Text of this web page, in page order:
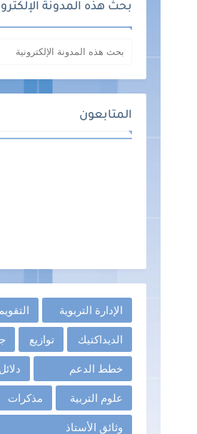
بحث هذه المدونة
المتابعون
الإدارة التربوية
الديداكتيك توازيع
خطط الدعم
علوم التربية مذكرات
وثائق الأستاذ